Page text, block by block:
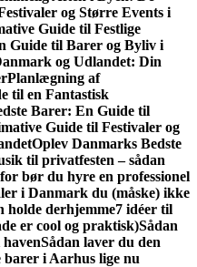
og Større Events i
Guide til Festlige
Guide til Barer og Byliv i
og Udlandet: Din
Planlægning af
til en Fantastisk
Barer: En Guide til
Guide til Festivaler og
Oplev Danmarks Bedste
til privatfesten – sådan
bør du hyre en professionel
i Danmark du (måske) ikke
holde derhjemme7 idéer til
er cool og praktisk)Sådan
Sådan laver du den
barer i Aarhus lige nu